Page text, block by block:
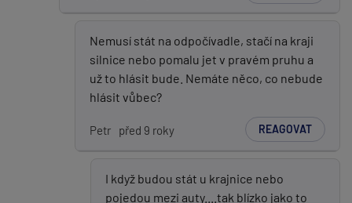
Nemusí stát na odpočívadle, stačí na kraji
silnice nebo pomalu jet v pravém pruhu a
už to hlásit bude. Nemáte něco, co nebude
hlásit vůbec?
Petr před 9 roky REAGOVAT
I když budou stát u krajnice nebo
pojedou mezi auty....tak blízko jako to